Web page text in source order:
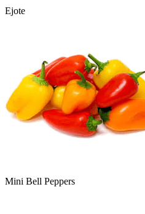
Ejote
Mini Bell Peppers